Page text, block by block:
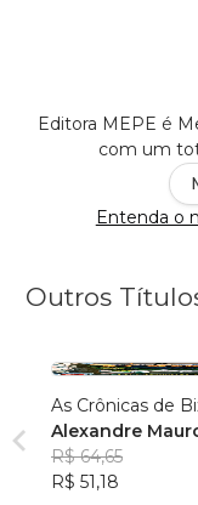
Editora MEPE é
com um
Entenda o
Outros
As Crônicas de
Alexandre
R$ 64,65
R$ 51,18